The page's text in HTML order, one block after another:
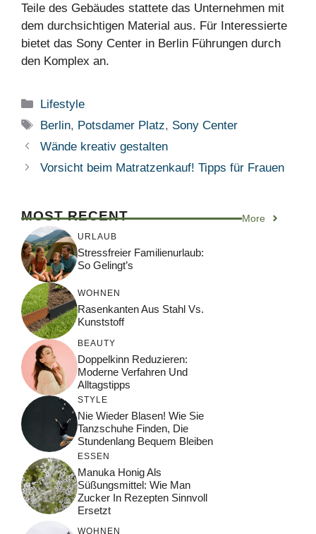
Teile des Gebäudes stattete das Unternehmen mit
dem durchsichtigen Material aus. Für Interessierte
bietet das Sony Center in Berlin Führungen durch
den Komplex an.
Kategorien
Lifestyle
Schlagwörter
Berlin, Potsdamer Platz, Sony Center
Wände kreativ gestalten
Vorsicht beim Matratzenkauf! Tipps für Frauen
MOST RECENT More
URLAUB
Stressfreier Familienurlaub:
So Gelingt’s
WOHNEN
Rasenkanten Aus Stahl Vs.
Kunststoff
BEAUTY
Doppelkinn Reduzieren:
Moderne Verfahren Und
Alltagstipps
STYLE
Nie Wieder Blasen! Wie Sie
Tanzschuhe Finden, Die
Stundenlang Bequem Bleiben
ESSEN
Manuka Honig Als
Süßungsmittel: Wie Man
Zucker In Rezepten Sinnvoll
Ersetzt
WOHNEN